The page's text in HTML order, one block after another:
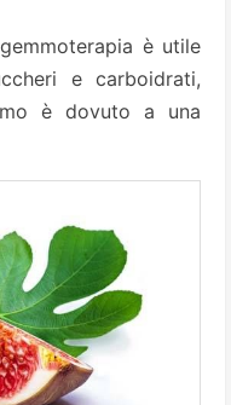
è utile
e carboidrati,
è dovuto a una